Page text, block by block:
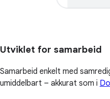
Utviklet for samarbeid
Samarbeid enkelt med
umiddelbart – akkurat som i